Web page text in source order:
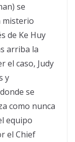
se
misterio
de Ke Huy
arriba la
el caso, Judy
y
se
como nunca
equipo
el Chief